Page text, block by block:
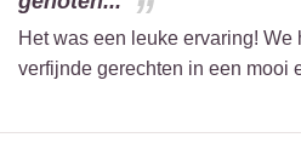
Het was een leuke ervaring!
verfijnde gerechten in een mooi